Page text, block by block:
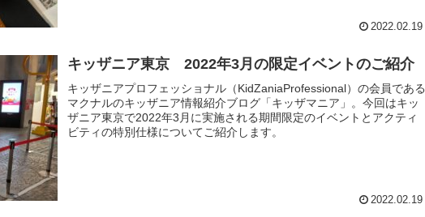
2022.02.19
キッザニア東京 2022年3月の限定イベントのご紹介
キッザニアプロフェッショナル（KidZaniaProfessional）の会員である
マクナルのキッザニア情報紹介ブログ「キッザマニア」。今回はキッ
ザニア東京で2022年3月に実施される期間限定のイベントとアクティ
ビティの特別仕様についてご紹介します。
2022.02.19